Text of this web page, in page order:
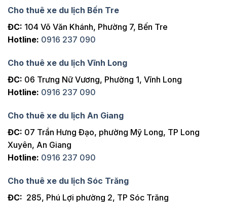
Cho thuê xe du lịch Bến Tre
ĐC: 104 Võ Văn Khánh, Phường 7, Bến Tre
Hotline: 0916 237 090
Cho thuê xe du lịch Vĩnh Long
ĐC: 06 Trưng Nữ Vương, Phường 1, Vĩnh Long
Hotline: 0916 237 090
Cho thuê xe du lịch An Giang
ĐC: 07 Trần Hưng Đạo, phường Mỹ Long, TP Long
Xuyên, An Giang
Hotline: 0916 237 090
Cho thuê xe du lịch Sóc Trăng
ĐC: 285, Phú Lợi phường 2, TP Sóc Trăng